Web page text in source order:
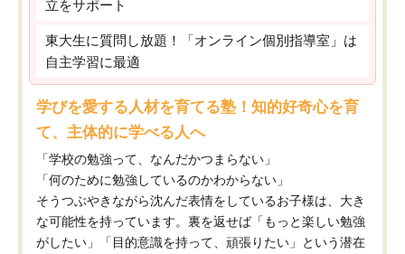
立をサポート
東大生に質問し放題！「オンライン個別指導室」は
自主学習に最適
学びを愛する人材を育てる塾！知的好奇心を育
て、主体的に学べる人へ
「学校の勉強って、なんだかつまらない」
「何のために勉強しているのかわからない」
そうつぶやきながら沈んだ表情をしているお子様は、大き
な可能性を持っています。裏を返せば「もっと楽しい勉強
がしたい」「目的意識を持って、頑張りたい」という潜在